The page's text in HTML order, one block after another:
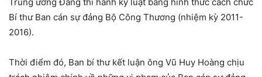
Bí thư Ban cán sự đảng Bộ Công Thương (nhiệm kỳ 2011-
2016).
Thời điểm đó, Ban bí thư kết luận ông Vũ Huy Hoàng chịu